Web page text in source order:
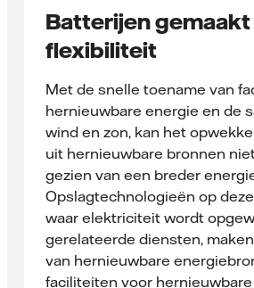
Batterijen
flexibiliteit
Met de snelle toename van
hernieuwbare energie en de
wind en zon, kan het
uit hernieuwbare bronnen
gezien van een breder
Opslagtechnologieën op
waar elektriciteit wordt
gerelateerde diensten,
van hernieuwbare
faciliteiten voor